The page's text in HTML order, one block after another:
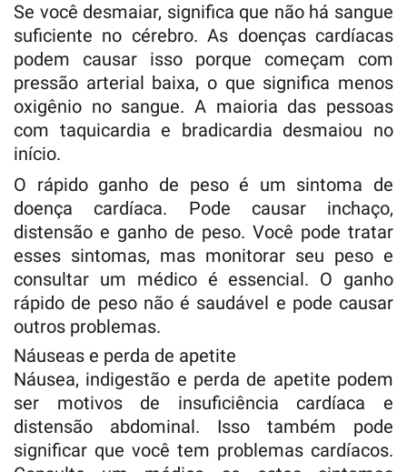
Se você desmaiar, significa que não há sangue
suficiente no cérebro. As doenças cardíacas
podem causar isso porque começam com
pressão arterial baixa, o que significa menos
oxigênio no sangue. A maioria das pessoas
com taquicardia e bradicardia desmaiou no
início.
O rápido ganho de peso é um sintoma de
doença cardíaca. Pode causar inchaço,
distensão e ganho de peso. Você pode tratar
esses sintomas, mas monitorar seu peso e
consultar um médico é essencial. O ganho
rápido de peso não é saudável e pode causar
outros problemas.
Náuseas e perda de apetite
Náusea, indigestão e perda de apetite podem
ser motivos de insuficiência cardíaca e
distensão abdominal. Isso também pode
significar que você tem problemas cardíacos.